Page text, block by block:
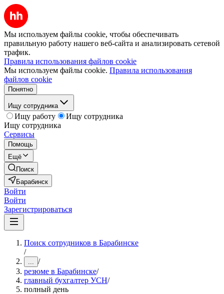
Мы используем файлы cookie, чтобы обеспечивать
правильную работу нашего веб-сайта и анализировать сетевой
трафик.
Правила использования файлов cookie
Мы используем файлы cookie. Правила использования
файлов cookie
Понятно
Ищу сотрудника
Ищу работу
Ищу сотрудника
Ищу сотрудника
Сервисы
Помощь
Ещё
Поиск
Барабинск
Войти
Войти
Зарегистрироваться
Поиск сотрудников в Барабинске
/
... /
резюме в Барабинске/
главный бухгалтер УСН/
полный день